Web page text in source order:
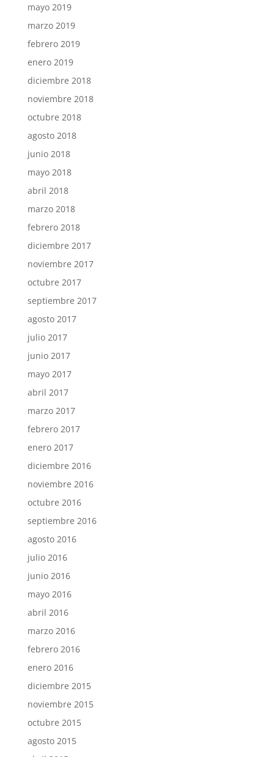
mayo 2019
marzo 2019
febrero 2019
enero 2019
diciembre 2018
noviembre 2018
octubre 2018
agosto 2018
junio 2018
mayo 2018
abril 2018
marzo 2018
febrero 2018
diciembre 2017
noviembre 2017
octubre 2017
septiembre 2017
agosto 2017
julio 2017
junio 2017
mayo 2017
abril 2017
marzo 2017
febrero 2017
enero 2017
diciembre 2016
noviembre 2016
octubre 2016
septiembre 2016
agosto 2016
julio 2016
junio 2016
mayo 2016
abril 2016
marzo 2016
febrero 2016
enero 2016
diciembre 2015
noviembre 2015
octubre 2015
agosto 2015